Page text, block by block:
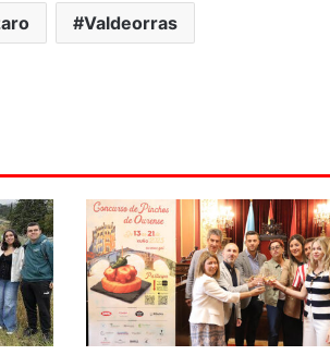
Valdeorras